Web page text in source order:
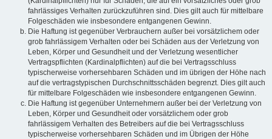
fahrlässiges Verhalten zurückzuführen sind. Dies gilt auch für mittelbare
Folgeschäden wie insbesondere entgangenen Gewinn.
Die Haftung ist gegenüber Verbrauchern außer bei vorsätzlichem oder
grob fahrlässigem Verhalten oder bei Schäden aus der Verletzung von
Leben, Körper und Gesundheit und der Verletzung wesentlicher
Vertragspflichten (Kardinalpflichten) auf die bei Vertragsschluss
typischerweise vorhersehbaren Schäden und im übrigen der Höhe nach
auf die vertragstypischen Durchschnittsschäden begrenzt. Dies gilt auch
für mittelbare Folgeschäden wie insbesondere entgangenen Gewinn.
Die Haftung ist gegenüber Unternehmern außer bei der Verletzung von
Leben, Körper und Gesundheit oder vorsätzlichem oder grob
fahrlässigem Verhalten des Betreibers auf die bei Vertragsschluss
typischerweise vorhersehbaren Schäden und im Übrigen der Höhe